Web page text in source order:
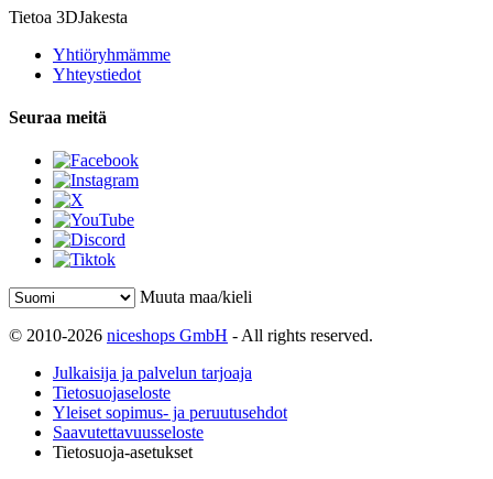
Tietoa 3DJakesta
Yhtiöryhmämme
Yhteystiedot
Seuraa meitä
Muuta maa/kieli
© 2010-2026 niceshops GmbH - All rights reserved.
Julkaisija ja palvelun tarjoaja
Tietosuojaseloste
Yleiset sopimus- ja peruutusehdot
Saavutettavuusseloste
Tietosuoja-asetukset